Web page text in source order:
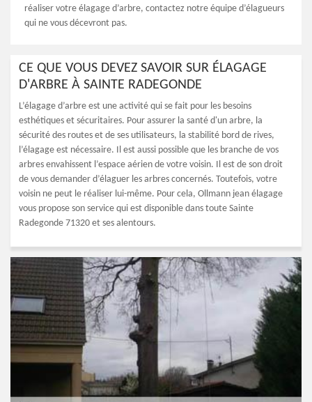
réaliser votre élagage d’arbre, contactez notre équipe d’élagueurs
qui ne vous décevront pas.
CE QUE VOUS DEVEZ SAVOIR SUR ÉLAGAGE
D'ARBRE À SAINTE RADEGONDE
L’élagage d’arbre est une activité qui se fait pour les besoins
esthétiques et sécuritaires. Pour assurer la santé d'un arbre, la
sécurité des routes et de ses utilisateurs, la stabilité bord de rives,
l’élagage est nécessaire. Il est aussi possible que les branche de vos
arbres envahissent l’espace aérien de votre voisin. Il est de son droit
de vous demander d’élaguer les arbres concernés. Toutefois, votre
voisin ne peut le réaliser lui-même. Pour cela, Ollmann jean élagage
vous propose son service qui est disponible dans toute Sainte
Radegonde 71320 et ses alentours.